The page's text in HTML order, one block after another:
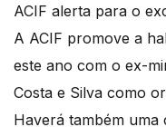
ACIF alerta para o
A ACIF promove a
este ano com o ex-
Costa e Silva como
Haverá também